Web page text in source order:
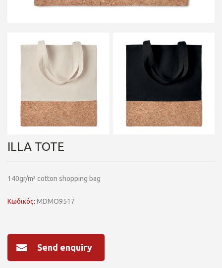
ILLA TOTE
140gr/m² cotton shopping bag
Κωδικός: MDMO9517
Send enquiry